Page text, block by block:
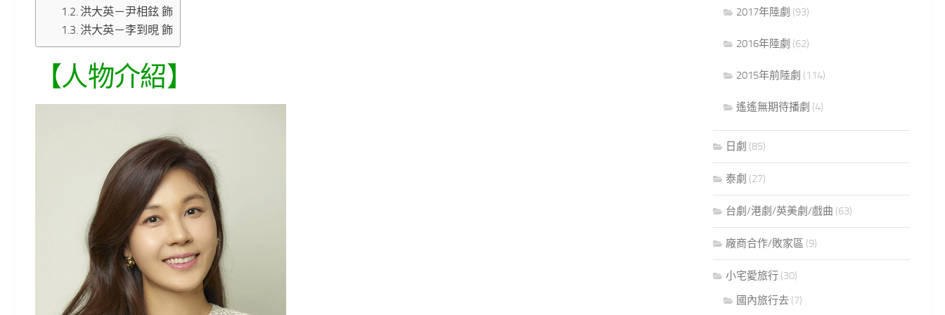
洪大英－尹相鉉 飾
洪大英－李到晛 飾
【人物介紹】
2017年陸劇 (93)
2016年陸劇 (62)
2015年前陸劇 (114)
遙遙無期待播劇 (4)
日劇 (85)
泰劇 (27)
台劇/港劇/英美劇/戲曲 (63)
廠商合作/敗家區 (9)
小宅愛旅行 (30)
國內旅行去 (7)